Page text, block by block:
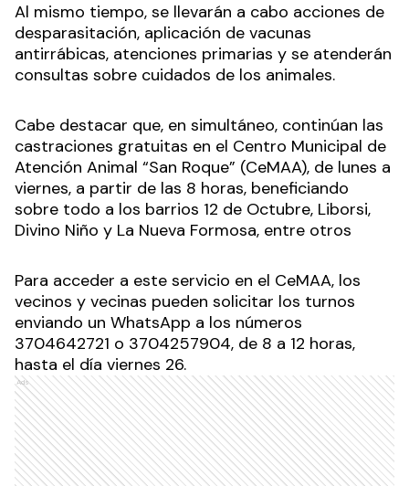
Al mismo tiempo, se llevarán a cabo acciones de
desparasitación, aplicación de vacunas
antirrábicas, atenciones primarias y se atenderán
consultas sobre cuidados de los animales.
Cabe destacar que, en simultáneo, continúan las
castraciones gratuitas en el Centro Municipal de
Atención Animal “San Roque” (CeMAA), de lunes a
viernes, a partir de las 8 horas, beneficiando
sobre todo a los barrios 12 de Octubre, Liborsi,
Divino Niño y La Nueva Formosa, entre otros
Para acceder a este servicio en el CeMAA, los
vecinos y vecinas pueden solicitar los turnos
enviando un WhatsApp a los números
3704642721 o 3704257904, de 8 a 12 horas,
hasta el día viernes 26.
Ads